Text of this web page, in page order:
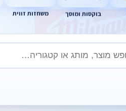
בוקסות ומוסך משחזות זווית